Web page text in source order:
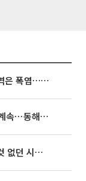
동해안은 시간당 80㎜ 폭우, 그 외 지역은 폭염…‘극과 극 날씨’
[내일 날씨] 폭염 한풀 꺾여도 무더위 계속⋯동해안 이틀 연속 비
임영웅, 어느덧 데뷔 10주년⋯"가진 것 없던 시절, 내 앞엔 20명의 팬뿐"